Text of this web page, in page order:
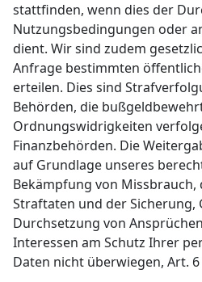
stattfinden, wenn dies der
Nutzungsbedingungen oder
dient. Wir sind zudem
Anfrage bestimmten
erteilen. Dies sind
Behörden, die
Ordnungswidrigkeiten
Finanzbehörden. Die
auf Grundlage unseres
Bekämpfung von
Straftaten und der Sicherung,
Durchsetzung von
Interessen am Schutz Ihrer
Daten nicht überwiegen, Art. 6